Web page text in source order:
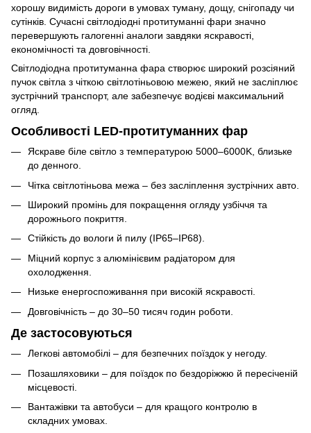
хорошу видимість дороги в умовах туману, дощу, снігопаду чи
сутінків. Сучасні світлодіодні протитуманні фари значно
перевершують галогенні аналоги завдяки яскравості,
економічності та довговічності.
Світлодіодна протитуманна фара створює широкий розсіяний
пучок світла з чіткою світлотіньовою межею, який не засліплює
зустрічний транспорт, але забезпечує водієві максимальний
огляд.
Особливості LED-протитуманних фар
Яскраве біле світло з температурою 5000–6000K, близьке
до денного.
Чітка світлотіньова межа – без засліплення зустрічних авто.
Широкий промінь для покращення огляду узбіччя та
дорожнього покриття.
Стійкість до вологи й пилу (IP65–IP68).
Міцний корпус з алюмінієвим радіатором для
охолодження.
Низьке енергоспоживання при високій яскравості.
Довговічність – до 30–50 тисяч годин роботи.
Де застосовуються
Легкові автомобілі – для безпечних поїздок у негоду.
Позашляховики – для поїздок по бездоріжжю й пересіченій
місцевості.
Вантажівки та автобуси – для кращого контролю в
складних умовах.